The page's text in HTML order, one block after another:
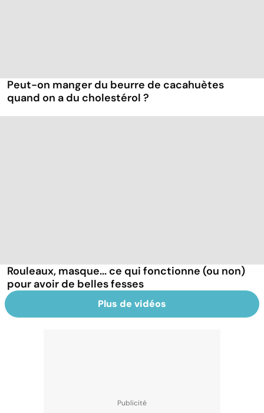
Peut-on manger du beurre de cacahuètes
quand on a du cholestérol ?
Rouleaux, masque... ce qui fonctionne (ou non)
pour avoir de belles fesses
Plus de vidéos